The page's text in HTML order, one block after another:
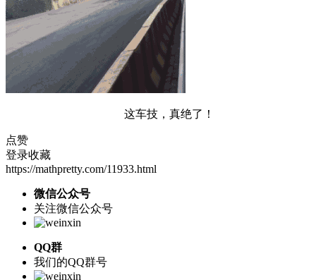
这车技，真绝了！
点赞
登录收藏
https://mathpretty.com/11933.html
微信公众号
关注微信公众号
QQ群
我们的QQ群号